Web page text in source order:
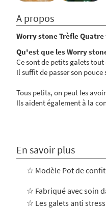
A propos
Worry stone Trèfle
Qu'est que les Worry
Ce sont de petits galets
Il suffit de passer son
Tous petits, on peut les
Ils aident également à la
En savoir plus
☆ Modèle Pot de
☆ Fabriqué avec soin
☆ Les galets anti